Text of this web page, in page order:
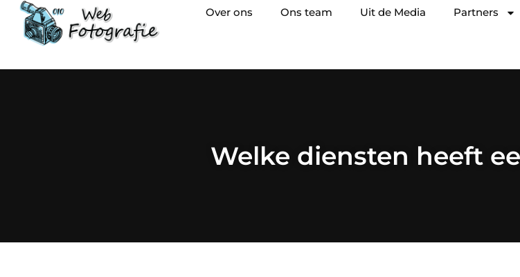
Over ons Ons team Uit de Media Partners
Welke diensten heeft